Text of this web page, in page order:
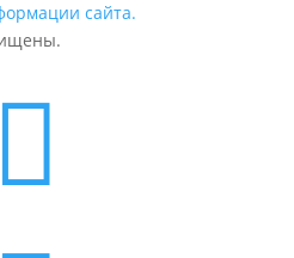
сайта.
